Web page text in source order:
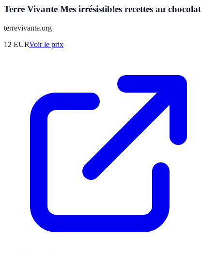
Terre Vivante Mes irrésistibles recettes au chocolat
terrevivante.org
12 EURVoir le prix